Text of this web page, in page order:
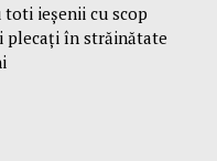
ieşenii cu scop
plecaţi în străinătate